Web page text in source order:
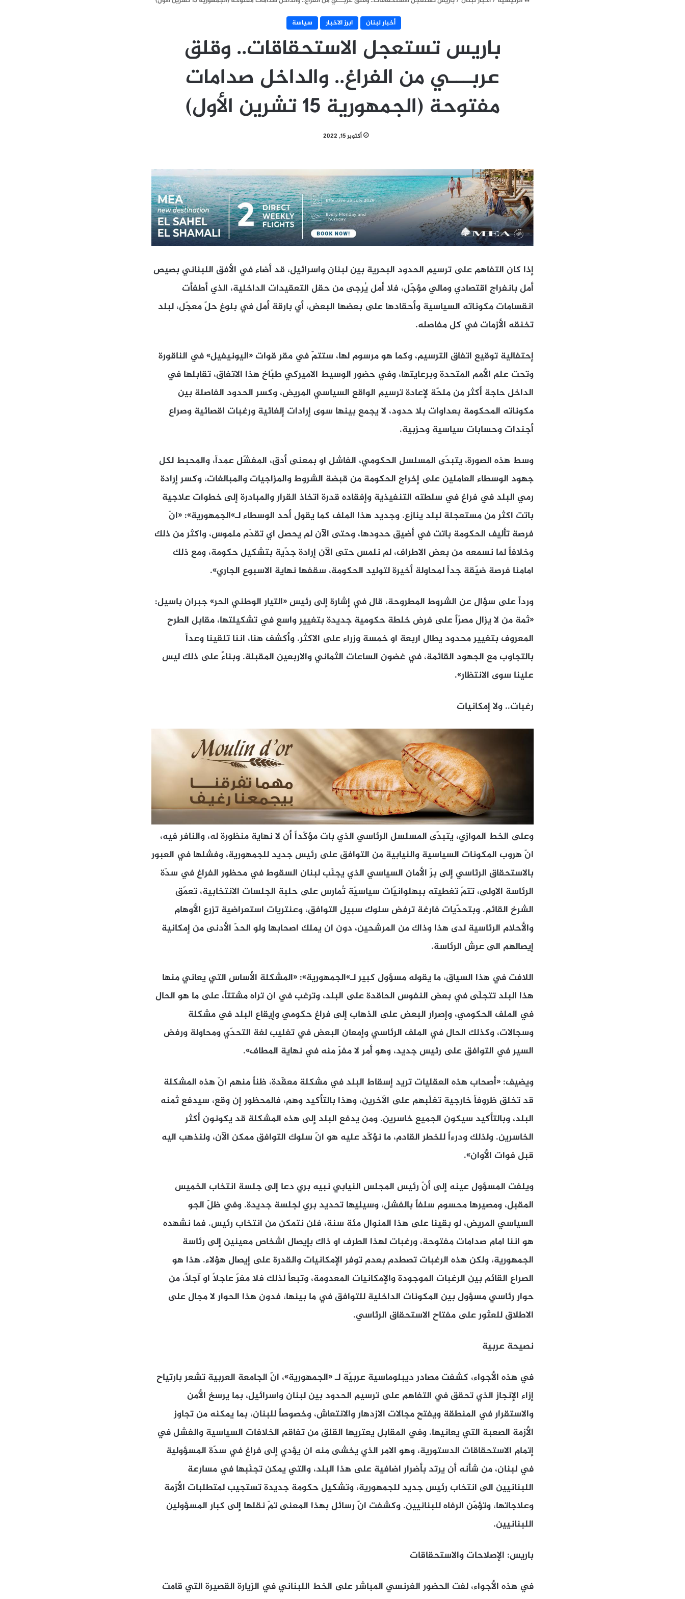
أخبار لبنان
ابرز الاخبار سياسة
باريس تستعجل الاستحقاقات.. وقلق
عربـــي من الفراغ.. والداخل صدامات
مفتوحة (الجمهورية 15 تشرين الأول)
أكتوبر 15, 2022
إذا كان التفاهم على ترسيم الحدود البحرية بين لبنان واسرائيل، قد أضاء في الأفق اللبناني بصيص
أمل بانفراج اقتصادي ومالي مؤجّل، فلا أمل يُرجى من حقل التعقيدات الداخلية، الذي أطفأت
انقسامات مكوناته السياسية وأحقادها على بعضها البعض، أي بارقة أمل في بلوغ حلّ معجّل، لبلد
تخنقه الأزمات في كل مفاصله.
إحتفالية توقيع اتفاق الترسيم، وكما هو مرسوم لها، ستتمّ في مقر قوات «اليونيفيل» في الناقورة
وتحت علم الأمم المتحدة وبرعايتها، وفي حضور الوسيط الاميركي طبّاخ هذا الاتفاق، تقابلها في
الداخل حاجة أكثر من ملحّة لإعادة ترسيم الواقع السياسي المريض، وكسر الحدود الفاصلة بين
مكوناته المحكومة بعداوات بلا حدود، لا يجمع بينها سوى إرادات إلغائية ورغبات اقصائية وصراع
أجندات وحسابات سياسية وحزبية.
وسط هذه الصورة، يتبدّى المسلسل الحكومي، الفاشل او بمعنى أدق، المفشّل عمداً، والمحبط لكل
جهود الوسطاء العاملين على إخراج الحكومة من قبضة الشروط والمزاجيات والمبالغات، وكسر إرادة
رمي البلد في فراغ في سلطته التنفيذية وإفقاده قدرة اتخاذ القرار والمبادرة إلى خطوات علاجية
باتت اكثر من مستعجلة لبلد ينازع. وجديد هذا الملف كما يقول أحد الوسطاء لـ»الجمهورية»: «انّ
فرصة تأليف الحكومة باتت في أضيق حدودها، وحتى الآن لم يحصل اي تقدّم ملموس، واكثر من ذلك
وخلافاً لما نسمعه من بعض الاطراف، لم نلمس حتى الآن إرادة جدّية بتشكيل حكومة، ومع ذلك
امامنا فرصة ضيّقة جداً لمحاولة أخيرة لتوليد الحكومة، سقفها نهاية الاسبوع الجاري».
ورداً على سؤال عن الشروط المطروحة، قال في إشارة إلى رئيس «التيار الوطني الحر» جبران باسيل:
«ثمة من لا يزال مصرّاً على فرض خلطة حكومية جديدة بتغيير واسع في تشكيلتها، مقابل الطرح
المعروف بتغيير محدود يطال اربعة او خمسة وزراء على الاكثر. وأكشف هنا، اننا تلقينا وعداً
بالتجاوب مع الجهود القائمة، في غضون الساعات الثماني والاربعين المقبلة. وبناءً على ذلك ليس
علينا سوى الانتظار».
رغبات.. ولا إمكانيات
وعلى الخط الموازي، يتبدّى المسلسل الرئاسي الذي بات مؤكّداً أن لا نهاية منظورة له، والنافر فيه،
انّ هروب المكونات السياسية والنيابية من التوافق على رئيس جديد للجمهورية، وفشلها في العبور
بالاستحقاق الرئاسي إلى برّ الأمان السياسي الذي يجنّب لبنان السقوط في محظور الفراغ في سدّة
الرئاسة الاولى، تتمّ تغطيته ببهلوانيّات سياسيّة تُمارس على حلبة الجلسات الانتخابية، تعمّق
الشرخ القائم. وبتحدّيات فارغة ترفض سلوك سبيل التوافق، وعنتريات استعراضية تزرع الأوهام
والأحلام الرئاسية لدى هذا وذاك من المرشحين، دون ان يملك اصحابها ولو الحدّ الأدنى من إمكانية
إيصالهم الى عرش الرئاسة.
اللافت في هذا السياق، ما يقوله مسؤول كبير لـ»الجمهورية»: «المشكلة الأساس التي يعاني منها
هذا البلد تتجلّى في بعض النفوس الحاقدة على البلد، وترغب في ان تراه مشتتاً، على ما هو الحال
في الملف الحكومي، وإصرار البعض على الذهاب إلى فراغ حكومي وإيقاع البلد في مشكلة
وسجالات، وكذلك الحال في الملف الرئاسي وإمعان البعض في تغليب لغة التحدّي ومحاولة ورفض
السير في التوافق على رئيس جديد، وهو أمر لا مفرّ منه في نهاية المطاف».
ويضيف: «أصحاب هذه العقليات تريد إسقاط البلد في مشكلة معقّدة، ظناً منهم انّ هذه المشكلة
قد تخلق ظروفاً خارجية تغلّبهم على الآخرين، وهذا بالتأكيد وهم، فالمحظور إن وقع، سيدفع ثمنه
البلد، وبالتأكيد سيكون الجميع خاسرين. ومن يدفع البلد إلى هذه المشكلة قد يكونون أكثر
الخاسرين. ولذلك ودرءاً للخطر القادم، ما نؤكّد عليه هو انّ سلوك التوافق ممكن الآن، ولنذهب اليه
قبل فوات الأوان».
ويلفت المسؤول عينه إلى أنّ رئيس المجلس النيابي نبيه بري دعا إلى جلسة انتخاب الخميس
المقبل، ومصيرها محسوم سلفاً بالفشل، وسيليها تحديد بري لجلسة جديدة. وفي ظلّ الجو
السياسي المريض، لو بقينا على هذا المنوال مئة سنة، فلن نتمكن من انتخاب رئيس. فما نشهده
هو اننا امام صدامات مفتوحة، ورغبات لهذا الطرف او ذاك بإيصال اشخاص معينين إلى رئاسة
الجمهورية، ولكن هذه الرغبات تصطدم بعدم توفر الإمكانيات والقدرة على إيصال هؤلاء. هذا هو
الصراع القائم بين الرغبات الموجودة والإمكانيات المعدومة، وتبعاً لذلك فلا مفرّ عاجلاً او آجلاً، من
حوار رئاسي مسؤول بين المكونات الداخلية للتوافق في ما بينها، فدون هذا الحوار لا مجال على
الاطلاق للعثور على مفتاح الاستحقاق الرئاسي.
نصيحة عربية
في هذه الأجواء، كشفت مصادر ديبلوماسية عربيّة لـ «الجمهورية»، انّ الجامعة العربية تشعر بارتياح
إزاء الإنجاز الذي تحقق في التفاهم على ترسيم الحدود بين لبنان واسرائيل، بما يرسخ الأمن
والاستقرار في المنطقة ويفتح مجالات الازدهار والانتعاش، وخصوصاً للبنان، بما يمكنه من تجاوز
الأزمة الصعبة التي يعانيها. وفي المقابل يعتريها القلق من تفاقم الخلافات السياسية والفشل في
إتمام الاستحقاقات الدستورية، وهو الامر الذي يخشى منه ان يؤدي إلى فراغ في سدّة المسؤولية
في لبنان، من شأنه أن يرتد بأضرار اضافية على هذا البلد، والتي يمكن تجنّبها في مسارعة
اللبنانيين الى انتخاب رئيس جديد للجمهورية، وتشكيل حكومة جديدة تستجيب لمتطلبات الأزمة
وعلاجاتها، وتؤمّن الرفاه للبنانيين. وكشفت انّ رسائل بهذا المعنى تمّ نقلها إلى كبار المسؤولين
اللبنانيين.
باريس: الإصلاحات والاستحقاقات
في هذه الأجواء، لفت الحضور الفرنسي المباشر على الخط اللبناني في الزيارة القصيرة التي قامت